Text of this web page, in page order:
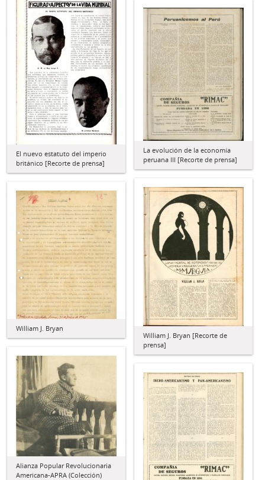
El nuevo estatuto del imperio
británico [Recorte de prensa]
La evolución de la economía
peruana III [Recorte de prensa]
William J. Bryan [Recorte de
prensa]
William J. Bryan
Alianza Popular Revolucionaria
Americana-APRA (Colección)